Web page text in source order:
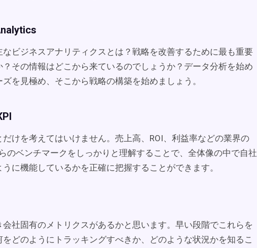
ビジネスアナリティクスとは？戦略を改善するために最も重要
その情報はどこから来ているのでしょうか？データ分析を始め
を見極め、そこから戦略の構築を始めましょう。
けを考えてはいけません。売上高、ROI、利益率などの業界の
のベンチマークをしっかりと理解することで、全体像の中で自社
に機能しているかを正確に把握することができます。
会社固有のメトリクスがあるかと思います。早い段階でこれらを
どのようにトラッキングすべきか、どのような状況かを知るこ